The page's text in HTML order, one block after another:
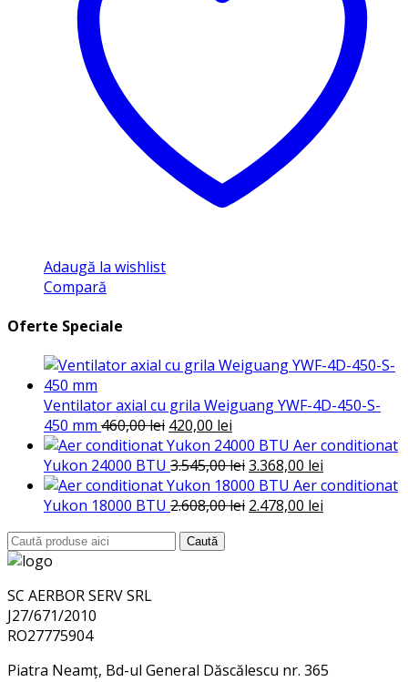
Adaugă la wishlist
Compară
Oferte Speciale
Ventilator axial cu grila Weiguang YWF-4D-450-S-
450 mm 460,00lei Prețul
inițial
a
fost:
460,00 lei.
420,00 lei
curent
este:
420,00 lei.
Aer conditionat
Yukon 24000 BTU 3.545,00leiPrețul
inițial
a
3.368,00 lei
curent
Aer conditionat
Yukon 18000 BTU 2.608,00lei Prețul
2.478,00 lei
Search
for:
Caută
SC AERBOR SERV SRL
J27/671/2010
RO27775904
Piatra Neamț, Bd-ul General Dăscălescu nr. 365